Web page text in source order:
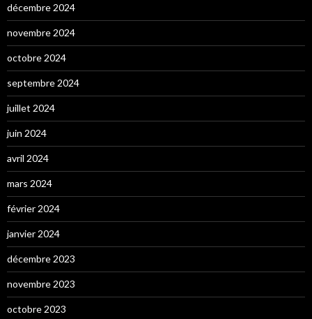
décembre 2024
novembre 2024
octobre 2024
septembre 2024
juillet 2024
juin 2024
avril 2024
mars 2024
février 2024
janvier 2024
décembre 2023
novembre 2023
octobre 2023